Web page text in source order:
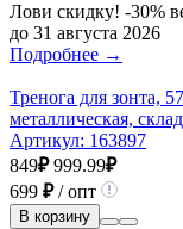
Лови скидку! -30%
до 31 августа 2026
Подробнее →
Тренога для зонта,
металлическая,
Артикул: 163897
849₽ 999.99₽
699 ₽/ опт
В корзину